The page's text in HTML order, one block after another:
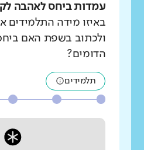
עמדות ביחס לאהבה
באיזו מידה התלמידים
ולכתוב בשפת האם
הדומים?
תלמידים